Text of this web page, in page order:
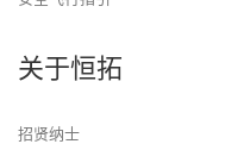
关于恒拓
招贤纳士